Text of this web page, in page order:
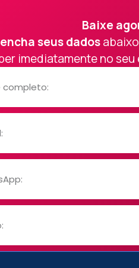
Baixe
seus dados
imediatamente no seu